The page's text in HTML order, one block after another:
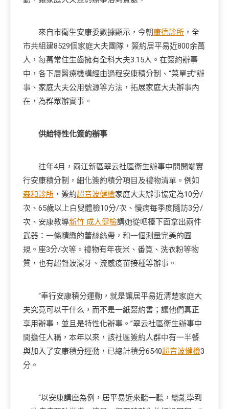
來自市衛生安康委數據顯示，今朝康德診所 ，全
市共組建8529個家庭大夫團隊，簽約居平易近800余萬
人，每萬常住生齒擁有全科大夫3.15人。在簽約辦事
中，各下層醫療機構經由過程安康積分制、“菜單式”辦
事、家庭大夫公用號源等方法，拓展家庭大夫辦事內
在，為群眾辦實事。
供給特性化簽約辦事
往年4月，兩江新區翠云社區衛生辦事中間開端實
行安康積分制，細化簽約積分項目及禮物清單。例如
森和診所 ，簽約超音波健檢家庭大夫辦事協定為10分/
次、65歲以上白叟體檢10分/次、慢病每季度隨訪3分/
次、安康教導新竹 成人健檢講她從吧檯下面拿出兩件
武器：一條精緻的蕾絲絲帶，和一個測量完美的圓
規。座3分/次等。禮物有年夜米、番筧、洗衣粉等物
質，也有超聲波潔牙、流感疫苗接種等辦事。
“奉行安康積分運動，就是讓居平易近清楚家庭大
夫究竟可以干什么，而不是一紙簽約書；讓他們真正
享用辦事，並且是特性化辦事。”翠云社區衛生辦事中
間擔任人稱，本年以來，該社區簽約人群中有一半餐
與加入了安康積分運動，已總計積分6540超音波健檢3
分。
“以安康講座為例，居平易近來聽一聽，總能學到